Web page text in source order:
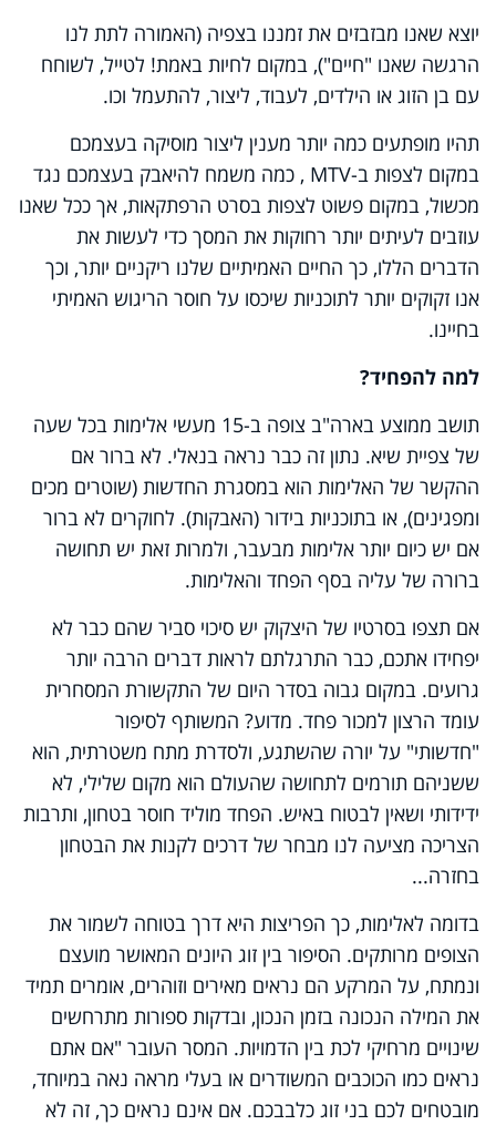
יוצא שאנו מבזבזים את זמננו בצפיה (האמורה לתת לנו
הרגשה שאנו "חיים"), במקום לחיות באמת! לטייל, לשוחח
עם בן הזוג או הילדים, לעבוד, ליצור, להתעמל וכו.
תהיו מופתעים כמה יותר מענין ליצור מוסיקה בעצמכם
במקום לצפות ב-MTV , כמה משמח להיאבק בעצמכם נגד
מכשול, במקום פשוט לצפות בסרט הרפתקאות, אך ככל שאנו
עוזבים לעיתים יותר רחוקות את המסך כדי לעשות את
הדברים הללו, כך החיים האמיתיים שלנו ריקניים יותר, וכך
אנו זקוקים יותר לתוכניות שיכסו על חוסר הריגוש האמיתי
בחיינו.
למה להפחיד?
תושב ממוצע בארה"ב צופה ב-15 מעשי אלימות בכל שעה
של צפיית שיא. נתון זה כבר נראה בנאלי. לא ברור אם
ההקשר של האלימות הוא במסגרת החדשות (שוטרים מכים
ומפגינים), או בתוכניות בידור (האבקות). לחוקרים לא ברור
אם יש כיום יותר אלימות מבעבר, ולמרות זאת יש תחושה
ברורה של עליה בסף הפחד והאלימות.
אם תצפו בסרטיו של היצקוק יש סיכוי סביר שהם כבר לא
יפחידו אתכם, כבר התרגלתם לראות דברים הרבה יותר
גרועים. במקום גבוה בסדר היום של התקשורת המסחרית
עומד הרצון למכור פחד. מדוע? המשותף לסיפור
"חדשותי" על יורה שהשתגע, ולסדרת מתח משטרתית, הוא
ששניהם תורמים לתחושה שהעולם הוא מקום שלילי, לא
ידידותי ושאין לבטוח באיש. הפחד מוליד חוסר בטחון, ותרבות
הצריכה מציעה לנו מבחר של דרכים לקנות את הבטחון
בחזרה...
בדומה לאלימות, כך הפריצות היא דרך בטוחה לשמור את
הצופים מרותקים. הסיפור בין זוג היונים המאושר מועצם
ונמתח, על המרקע הם נראים מאירים וזוהרים, אומרים תמיד
את המילה הנכונה בזמן הנכון, ובדקות ספורות מתרחשים
שינויים מרחיקי לכת בין הדמויות. המסר העובר "אם אתם
נראים כמו הכוכבים המשודרים או בעלי מראה נאה במיוחד,
מובטחים לכם בני זוג כלבבכם. אם אינם נראים כך, זה לא